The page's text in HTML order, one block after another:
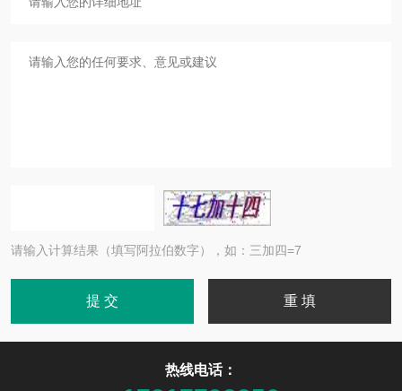
请输入计算结果（填写阿拉伯数字），如：三加四=7
热线电话：